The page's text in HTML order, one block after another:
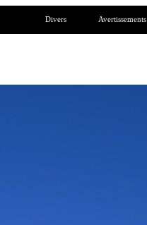
Divers Avertissements